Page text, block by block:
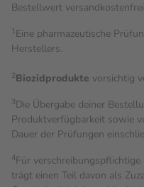
Bestell­wert
1Eine pharmazeutische
Herstellers.
2Biozidprodukte vorsichtig
3Die Übergabe deiner
Produktverfügbarkeit sowie
Dauer der Prüfungen
4Für
trägt einen Teil davon als